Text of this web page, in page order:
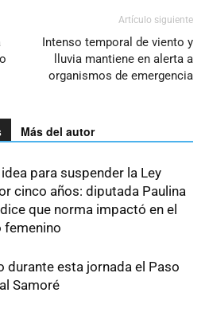
Artículo siguiente
Intenso temporal de viento y
lluvia mantiene en alerta a
organismos de emergencia
Más del autor
idea para suspender la Ley
cinco años: diputada Paulina
que norma impactó en el
femenino
durante esta jornada el Paso
Samoré